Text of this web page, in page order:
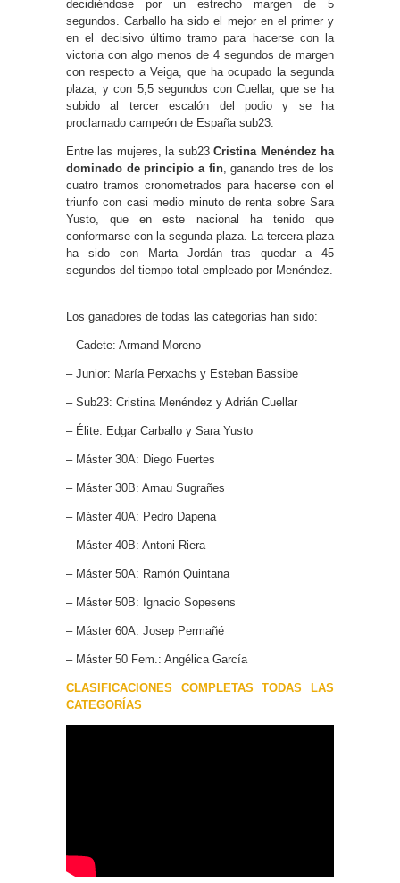
decidiéndose por un estrecho margen de 5
segundos. Carballo ha sido el mejor en el primer y
en el decisivo último tramo para hacerse con la
victoria con algo menos de 4 segundos de margen
con respecto a Veiga, que ha ocupado la segunda
plaza, y con 5,5 segundos con Cuellar, que se ha
subido al tercer escalón del podio y se ha
proclamado campeón de España sub23.
Entre las mujeres, la sub23Cristina Menéndez ha
dominado de principio a fin, ganando tres de los
cuatro tramos cronometrados para hacerse con el
triunfo con casi medio minuto de renta sobre Sara
Yusto, que en este nacional ha tenido que
conformarse con la segunda plaza. La tercera plaza
ha sido con Marta Jordán tras quedar a 45
segundos del tiempo total empleado por Menéndez.
Los ganadores de todas las categorías han sido:
– Cadete: Armand Moreno
– Junior: María Perxachs y Esteban Bassibe
– Sub23: Cristina Menéndez y Adrián Cuellar
– Élite: Edgar Carballo y Sara Yusto
– Máster 30A: Diego Fuertes
– Máster 30B: Arnau Sugrañes
– Máster 40A: Pedro Dapena
– Máster 40B: Antoni Riera
– Máster 50A: Ramón Quintana
– Máster 50B: Ignacio Sopesens
– Máster 60A: Josep Permañé
– Máster 50 Fem.: Angélica García
CLASIFICACIONES COMPLETAS TODAS LAS
CATEGORÍAS